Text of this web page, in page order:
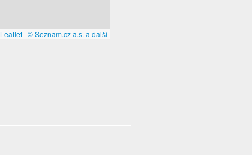
Leaflet | © Seznam.cz a.s. a další